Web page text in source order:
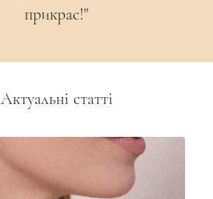
прикрас!"
Актуальні статті